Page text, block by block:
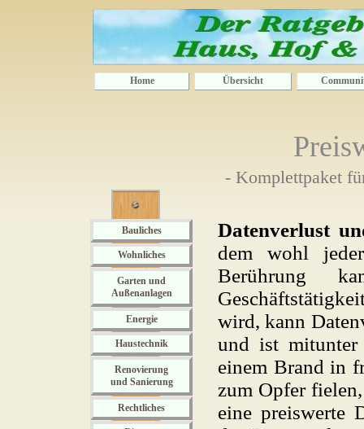
Home Übersicht
- Komplettpaket
Bauliches
Wohnliches
Garten und
Außenanlagen
Energie
Haustechnik
Renovierung
und Sanierung
Rechtliches
Datenverlust
dem wohl
Berührung
wird, kann
und ist mitunter
einem Brand in
zum Opfer
eine preiswerte